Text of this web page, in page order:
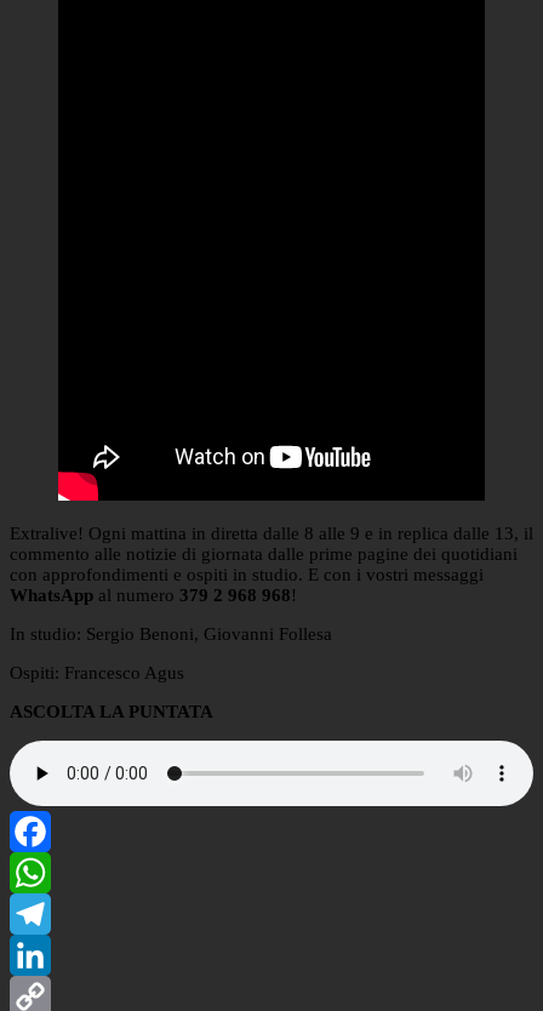
Extralive! Ogni mattina in diretta dalle 8 alle 9 e in replica dalle 13, il
commento alle notizie di giornata dalle prime pagine dei quotidiani
con approfondimenti e ospiti in studio. E con i vostri messaggi
WhatsApp al numero 379 2 968 968!
In studio: Sergio Benoni, Giovanni Follesa
Ospiti: Francesco Agus
ASCOLTA LA PUNTATA
Facebook
WhatsApp
Telegram
LinkedIn